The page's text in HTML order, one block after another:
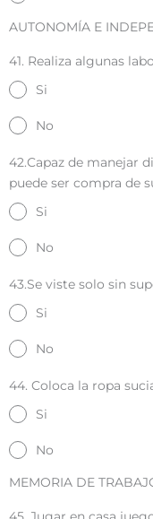
AUTONOMÍA E
41. Realiza algunas
Si
No
42.Capaz de manejar
puede ser compra de
Si
No
43.Se viste solo sin
Si
No
44. Coloca la ropa
Si
No
MEMORIA DE